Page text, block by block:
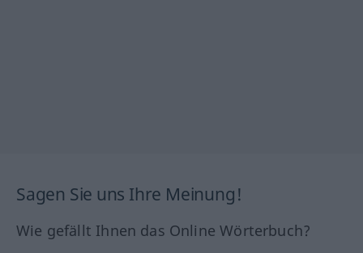
Sagen Sie uns Ihre Meinung!
Wie gefällt Ihnen das Online Wörterbuch?